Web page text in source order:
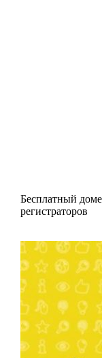
Бесплатный
регистраторов